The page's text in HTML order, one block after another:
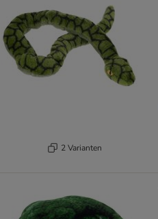
2 Varianten